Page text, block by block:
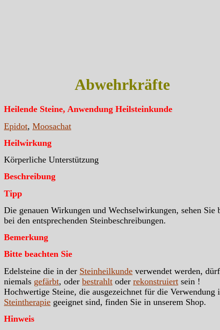
Abwehrkräfte
Heilende Steine, Anwendung Heilsteinkunde
Epidot, Moosachat
Heilwirkung
Körperliche Unterstützung
Beschreibung
Tipp
Die genauen Wirkungen und Wechselwirkungen, sehen Sie
bei den entsprechenden Steinbeschreibungen.
Bemerkung
Bitte beachten Sie
Edelsteine die in der Steinheilkunde verwendet werden,
niemals gefärbt, oder bestrahlt oder rekonstruiert sein !
Hochwertige Steine, die ausgezeichnet für die Verwendung
Steintherapie geeignet sind, finden Sie in unserem Shop.
Hinweis